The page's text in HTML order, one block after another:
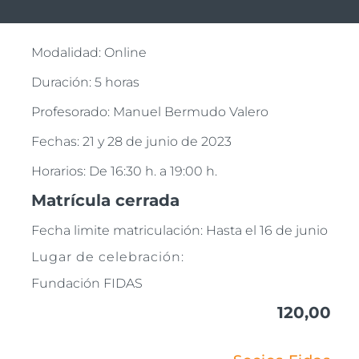
Modalidad: Online
Duración: 5 horas
Profesorado: Manuel Bermudo Valero
Fechas: 21 y 28 de junio de 2023
Horarios: De 16:30 h. a 19:00 h.
Matrícula cerrada
Fecha limite matriculación: Hasta el 16 de junio
Lugar de celebración:
Fundación FIDAS
120,00